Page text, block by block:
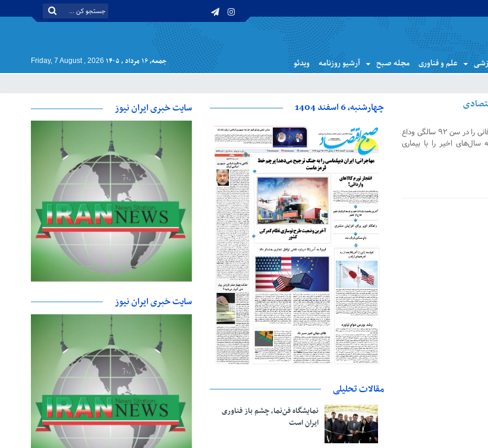
علم و فناوری مجله صبح آرشیو روزنامه ویدئو جمعه, ۱۶ مرداد , ۱۴۰۵ Friday, 7 August , 2026
حسین دهلوی که صبح روز سه‌شنبه (۲۳ مهر ماه) دار فانی را در سن ۹۲ سالگی وداع
اخیر را با بیماری
چهارشنبه، 6 اسفند 1404
مقالات تحلیلی
نمایشگاه فن‌نما، چشم باز فناوری
ایران است
سایت خبری ایران نیوز
سایت خبری ایران نیوز